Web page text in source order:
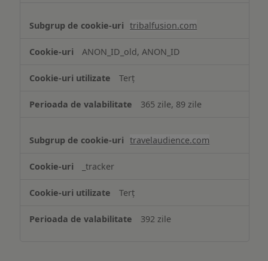
tribalfusion.com
ANON_ID_old, ANON_ID
Terț
365 zile, 89 zile
travelaudience.com
_tracker
Terț
392 zile